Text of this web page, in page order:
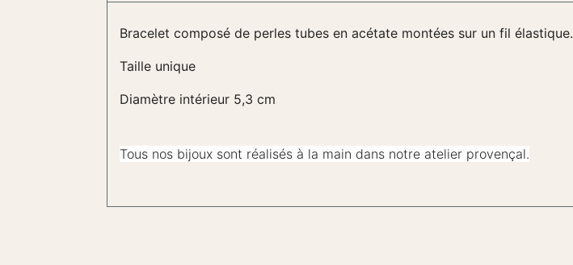
Bracelet composé de perles tubes en acétate montées sur un fil élastique.
Taille unique
Diamètre intérieur 5,3 cm
Tous nos bijoux sont réalisés à la main dans notre atelier provençal.